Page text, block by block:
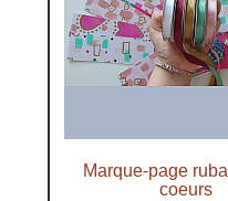
Marque-page
coeurs